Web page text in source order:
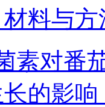
料与方
素对番
的影响